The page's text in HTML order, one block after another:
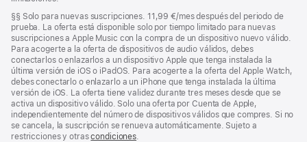
Nota
a
pie
de
página
§§ Solo para nuevas suscripciones. 11,99 €/mes después del periodo de
prueba. La oferta está disponible solo por tiempo limitado para nuevas
suscripciones a Apple Music con la compra de un dispositivo nuevo válido.
Para acogerte a la oferta de dispositivos de audio válidos, debes
conectarlos o enlazarlos a un dispositivo Apple que tenga instalada la
última versión de iOS o iPadOS. Para acogerte a la oferta del Apple Watch,
debes conectarlo o enlazarlo a un iPhone que tenga instalada la última
versión de iOS. La oferta tiene validez durante tres meses desde que se
activa un dispositivo válido. Solo una oferta por Cuenta de Apple,
independientemente del número de dispositivos válidos que compres. Si no
se cancela, la suscripción se renueva automáticamente. Sujeto a
restricciones y otrascondiciones.